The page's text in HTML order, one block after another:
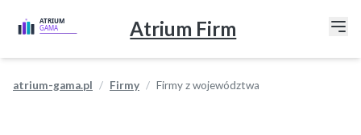
Atrium Firm
atrium-gama.pl Firmy Firmy z województwa